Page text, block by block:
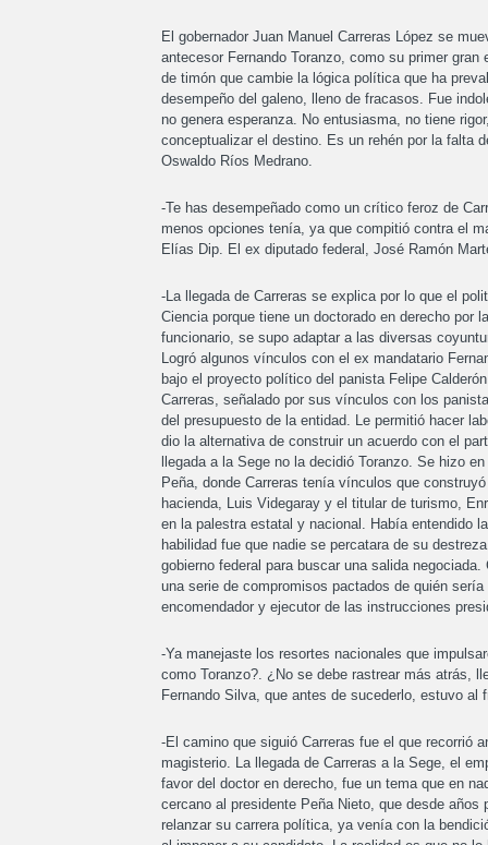
El gobernador Juan Manuel Carreras López se
antecesor Fernando Toranzo, como su primer
de timón que cambie la lógica política que ha
desempeño del galeno, lleno de fracasos. Fue
no genera esperanza. No entusiasma, no tiene
conceptualizar el destino. Es un rehén por la falta
Oswaldo Ríos Medrano.
-Te has desempeñado como un crítico feroz de
menos opciones tenía, ya que compitió contra el
Elías Dip. El ex diputado federal, José Ramón
-La llegada de Carreras se explica por lo que el
Ciencia porque tiene un doctorado en derecho por
funcionario, se supo adaptar a las diversas
Logró algunos vínculos con el ex mandatario
bajo el proyecto político del panista Felipe
Carreras, señalado por sus vínculos con los
del presupuesto de la entidad. Le permitió hacer
dio la alternativa de construir un acuerdo con el
llegada a la Sege no la decidió Toranzo. Se hizo
Peña, donde Carreras tenía vínculos que
hacienda, Luis Videgaray y el titular de turismo,
en la palestra estatal y nacional. Había entendido
habilidad fue que nadie se percatara de su
gobierno federal para buscar una salida
una serie de compromisos pactados de quién
encomendador y ejecutor de las instrucciones
-Ya manejaste los resortes nacionales que
como Toranzo?. ¿No se debe rastrear más atrás,
Fernando Silva, que antes de sucederlo, estuvo al
-El camino que siguió Carreras fue el que recorrió
magisterio. La llegada de Carreras a la Sege, el
favor del doctor en derecho, fue un tema que en
cercano al presidente Peña Nieto, que desde
relanzar su carrera política, ya venía con la